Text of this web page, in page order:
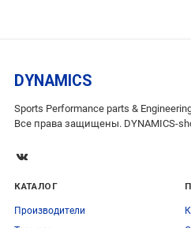
DYNAMICS
Sports Performance parts &
Все права защищены. DYNAMICS-
КАТАЛОГ
Производители